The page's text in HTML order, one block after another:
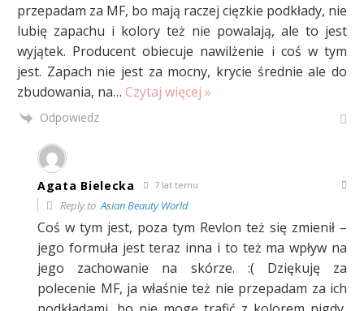
przepadam za MF, bo mają raczej cięzkie podkłady, nie
lubię zapachu i kolory też nie powalają, ale to jest
wyjątek. Producent obiecuje nawilżenie i coś w tym
jest. Zapach nie jest za mocny, krycie średnie ale do
zbudowania, na… Czytaj więcej »
Odpowiedz
Agata Bielecka 7 lat temu
Reply toAsian Beauty World
Coś w tym jest, poza tym Revlon też się zmienił –
jego formuła jest teraz inna i to też ma wpływ na
jego zachowanie na skórze. :( Dziękuję za
polecenie MF, ja właśnie też nie przepadam za ich